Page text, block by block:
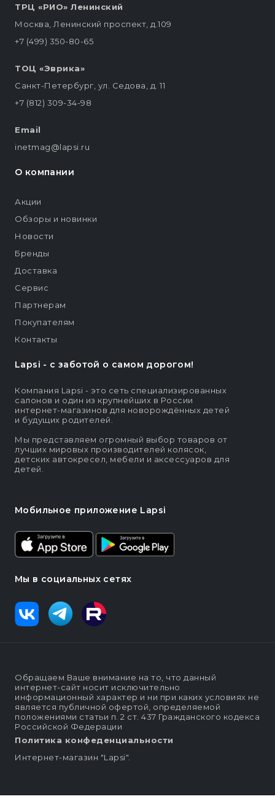
Lapsi - c заботой о самом дорогом!
Компания Lapsi - это сеть специализированных
салонов и один из крупнейших в России
интернет-магазинов для новорождённых детей
и будущих родителей.
Мы представляем огромный выбор товаров от
лучших мировых производителей колясок,
детских автокресел, мебели и аксессуаров для
детей.
Мобильное приложение Lapsi
Мы в социальных сетях
ТРЦ «РИО» Ленинский
Москва, Ленинский проспект, д.109
+7 (499) 350-80-65
ТОЦ «Эврика»
Санкт-Петербург, ул. Седова, д. 11
+7 (812) 309-34-98
Email
inetmag@lapsi.ru
О компании
Акции
Обзоры и новинки
Новости
Бренды
Доставка
Сервис
Партнерам
Покупателям
Контакты
Обращаем Ваше внимание на то, что данный
интернет-сайт носит исключительно
информационный характер и ни при каких условиях не
является публичной офертой, определяемой
положениями статьи п. 2 ст. 437 Гражданского кодекса
Российской Федерации
Политика конфеденциальности
Интернет-магазин "Lapsi".